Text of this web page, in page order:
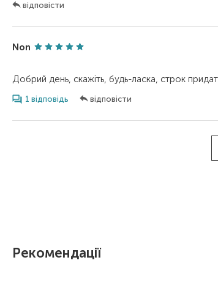
відповісти
Non
1 відповідь відповісти
Рекомендації